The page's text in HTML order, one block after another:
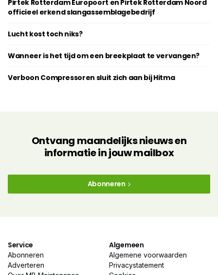
Pirtek Rotterdam Europoort en Pirtek Rotterdam Noord
officieel erkend slangassemblagebedrijf
Lucht kost toch niks?
Wanneer is het tijd om een breekplaat te vervangen?
Verboon Compressoren sluit zich aan bij Hitma
Ontvang maandelijks nieuws en
informatie in jouw mailbox
Abonneren
Service
Abonneren
Adverteren
Algemeen
Algemene voorwaarden
Privacystatement